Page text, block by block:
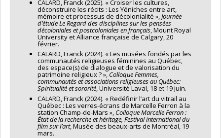
CALARD, Franck (2025). « Croiser les cultures,
déconstruire les récits : Les Yéniches entre art,
mémoire et processus de décolonialité »,Journée
d’étude Le Regard des disciplines sur les pensées
décoloniales et postcoloniales en français, Mount Royal
University et Alliance française de Calgary, 20
février.
CALARD, Franck (2024). « Les musées fondés par les
communautés religieuses féminines au Québec,
des espace(s) de dialogue et de valorisation du
patrimoine religieux ? », Colloque Femmes,
communautés et associations religieuses au Québec:
Spiritualité et sororité, Université Laval, 18 et 19 juin.
CALARD, Franck (2024). « Redéfinir l’art du vitrail au
Québec : Les verres-écrans de Marcelle Ferron à la
station Champ-de-Mars », Colloque Marcelle Ferron :
État de la recherche et héritage, Festival international du
film sur l’art, Musée des beaux-arts de Montréal, 19
mars.